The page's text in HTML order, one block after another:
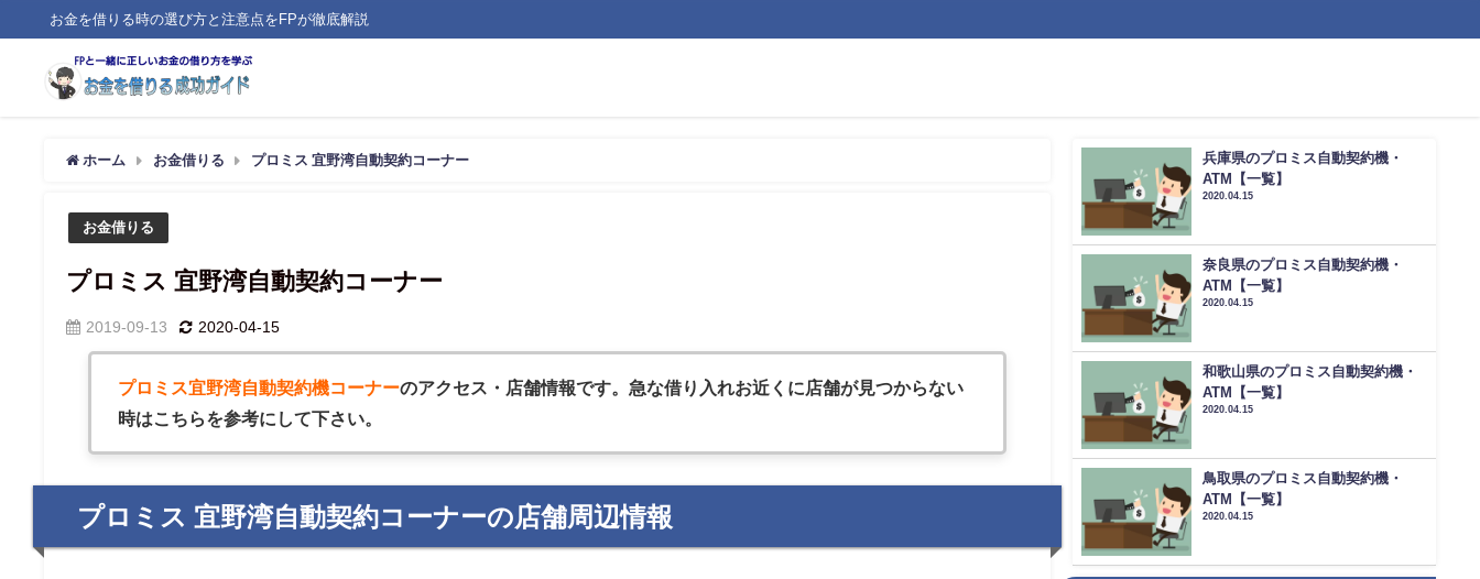
お金を借りる時の選び方と注意点をFPが徹底解説
ホーム お金借りる プロミス 宜野湾自動契約コーナー
お金借りる
プロミス 宜野湾自動契約コーナー
2019-09-13 2020-04-15
プロミス宜野湾自動契約機コーナーのアクセス・店舗情報です。急な借り入れお近くに店舗が見つからない
時はこちらを参考にして下さい。
プロミス 宜野湾自動契約コーナーの店舗周辺情報
兵庫県のプロミス自動契約機・
ATM【一覧】
2020.04.15
奈良県のプロミス自動契約機・
ATM【一覧】
2020.04.15
和歌山県のプロミス自動契約機・
ATM【一覧】
2020.04.15
鳥取県のプロミス自動契約機・
ATM【一覧】
2020.04.15